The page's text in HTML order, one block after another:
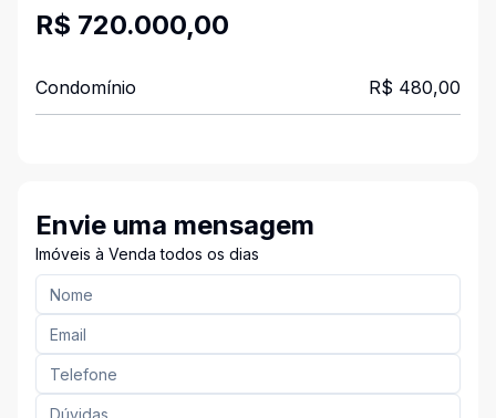
R$ 720.000,00
Condomínio R$ 480,00
Envie uma mensagem
Imóveis à Venda todos os dias